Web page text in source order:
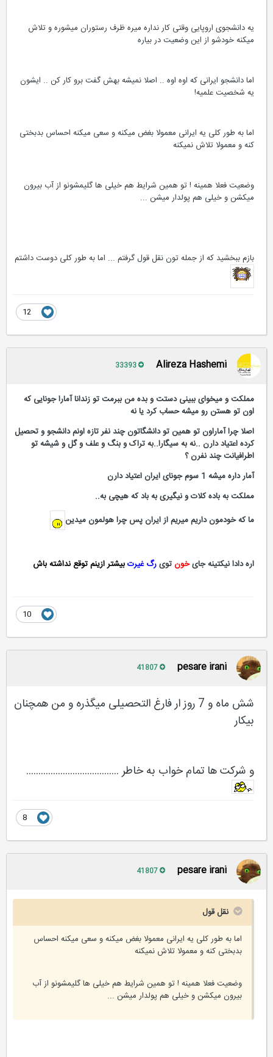
یه دانشجوی اروپایی وقتی کار نداره میره ظرف رستوران میشوره و تلاش
میکنه خودشو از این وضعیت در بیاره
اما دانشجو ایرانی که اوه اوه .. اصلا نمیشه بهش گفت برو کار کن .. ایشون
یه شخصیت علمیه!
اما به طور کلی یه ایرانی معمولا بغض میکنه و سعی میکنه احساس بدبختی
کنه و معمولا تلاش نمیکنه
وضعیت فعلا همینه ! تو همین شرایط هم خیلی ها گلیمشونو از آب بیرون
میکشن و خیلی هم پولدار میشن ...
بازم ببخشید که از جمله تون نقل قول گرفتم ... اما به طور کلی دوست داشتم
Alireza Hashemi
مملکت و میخوای ببینی دستت و بده من ببرمت تو زندانا آمارا جونایی که
اون تو هستن رو میشه حساب کرد یا نه
اصلا چرا آماراون تو همین تو دانشگاتون چند نفر تازه اونم دانشجو و تحصیل
کرده اعتیاد دارن ..نه به سیگارا..به تراک و بنگ و علف و گل و شیشه تو
اطرافیانت چند نفرن ؟
آمار داره میشه 1 سوم جونای ایران اعتیاد دارن
مملکت به باده کلات و نیگیری به باد که هیچی به..
ما که خودمون داریم میریم از ایران پس چرا هولمون میدین
اره دادا نیکتینه جایخونتویرگ غیرتبیشتر ازینم توقع نداشته باش
pesare irani
شش ماه و 7 روز ار فارغ التحصیلی میگذره و من همچنان
بیکار
و شرکت ها تمام خواب به خاطر ......................................
pesare irani
نقل قول
اما به طور کلی یه ایرانی معمولا بغض میکنه و سعی میکنه احساس
بدبختی کنه و معمولا تلاش نمیکنه
وضعیت فعلا همینه ! تو همین شرایط هم خیلی ها گلیمشونو از آب
بیرون میکشن و خیلی هم پولدار میشن ...